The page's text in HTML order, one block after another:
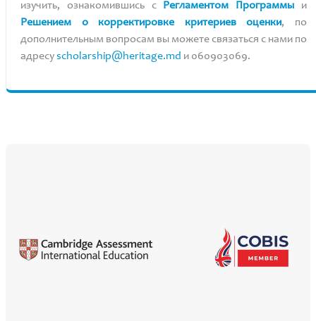
изучить, ознакомившись с Регламентом Программы и
Решением о корректировке критериев оценки, по
дополнительным вопросам вы можете связаться с нами по
адресуscholarship@heritage.md и 060903069.